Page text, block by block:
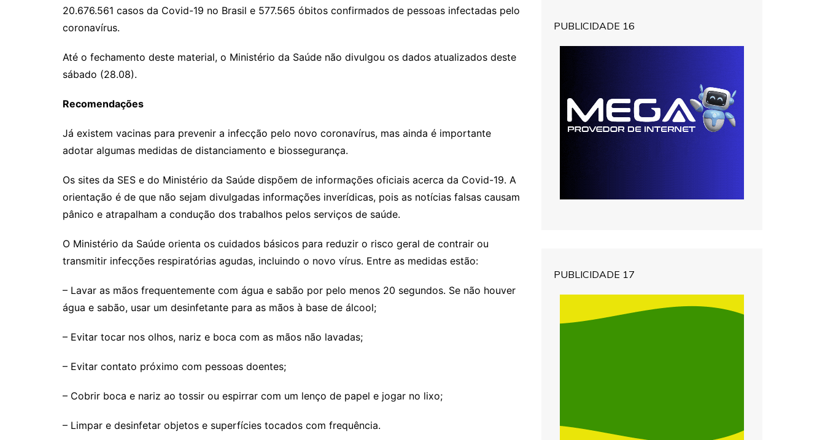
20.676.561 casos da Covid-19 no Brasil e 577.565 óbitos confirmados de pessoas infectadas pelo
coronavírus.
Até o fechamento deste material, o Ministério da Saúde não divulgou os dados atualizados deste
sábado (28.08).
Recomendações
Já existem vacinas para prevenir a infecção pelo novo coronavírus, mas ainda é importante
adotar algumas medidas de distanciamento e biossegurança.
Os sites da SES e do Ministério da Saúde dispõem de informações oficiais acerca da Covid-19. A
orientação é de que não sejam divulgadas informações inverídicas, pois as notícias falsas causam
pânico e atrapalham a condução dos trabalhos pelos serviços de saúde.
O Ministério da Saúde orienta os cuidados básicos para reduzir o risco geral de contrair ou
transmitir infecções respiratórias agudas, incluindo o novo vírus. Entre as medidas estão:
– Lavar as mãos frequentemente com água e sabão por pelo menos 20 segundos. Se não houver
água e sabão, usar um desinfetante para as mãos à base de álcool;
– Evitar tocar nos olhos, nariz e boca com as mãos não lavadas;
– Evitar contato próximo com pessoas doentes;
– Cobrir boca e nariz ao tossir ou espirrar com um lenço de papel e jogar no lixo;
– Limpar e desinfetar objetos e superfícies tocados com frequência.
PUBLICIDADE 16
PUBLICIDADE 17